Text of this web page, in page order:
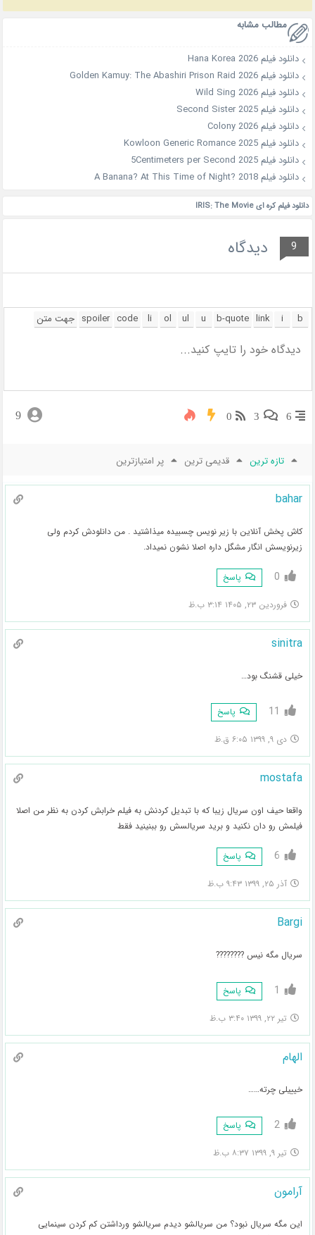
مطالب مشابه
دانلود فیلم Hana Korea 2026
دانلود فیلم Golden Kamuy: The Abashiri Prison Raid 2026
دانلود فیلم Wild Sing 2026
دانلود فیلم Second Sister 2025
دانلود فیلم Colony 2026
دانلود فیلم Kowloon Generic Romance 2025
دانلود فیلم 5Centimeters per Second 2025
دانلود فیلم A Banana? At This Time of Night? 2018
دانلود فیلم کره ای IRIS: The Movie
9 دیدگاه
6
3
0
9
تازه ترین قدیمی ترین پر امتیازترین
bahar
کاش پخش آنلاین با زیر نویس چسبیده میذاشتید . من دانلودش کردم ولی
زیرنویسش انگار مشگل داره اصلا نشون نمیداد.
0 پاسخ
فروردین ۲۳, ۱۴۰۵ ۳:۱۴ ب.ظ
sinitra
خیلی قشنگ بود…
11 پاسخ
دی ۹, ۱۳۹۹ ۶:۰۵ ق.ظ
mostafa
واقعا حیف اون سریال زیبا که با تبدیل کردنش به فیلم خرابش کردن به نظر من اصلا
فیلمش رو دان نکنید و برید سریالسش رو ببنینید فقط
6 پاسخ
آذر ۲۵, ۱۳۹۹ ۹:۴۳ ب.ظ
Bargi
سریال مگه نیس ????????
1 پاسخ
تیر ۲۲, ۱۳۹۹ ۳:۴۰ ب.ظ
الهام
خیییلی چرته……
2 پاسخ
تیر ۹, ۱۳۹۹ ۸:۳۷ ب.ظ
آرامون
این مگه سریال نبود؟ من سریالشو دیدم سریالشو ورداشتن کم کردن سینمایی